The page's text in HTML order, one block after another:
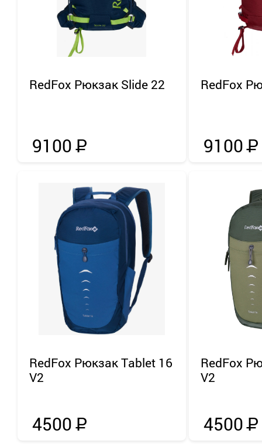
RedFox Рюкзак Slide 22
9100Р
RedFox
9100Р
RedFox Рюкзак Tablet 16
V2
4500Р
RedFox
V2
4500Р